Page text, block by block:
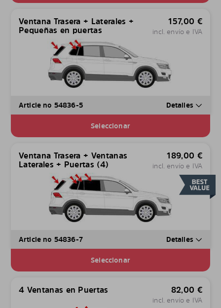
Ventana Trasera + Laterales +
Pequeñas en puertas
157,00 €
incl. envío e IVA
Article no 54836-5 Detalles
Seleccionar
Ventana Trasera + Ventanas
Laterales + Puertas (4)
189,00 €
incl. envío e IVA
Article no 54836-7 Detalles
Seleccionar
4 Ventanas en Puertas 82,00 €
incl. envío e IVA